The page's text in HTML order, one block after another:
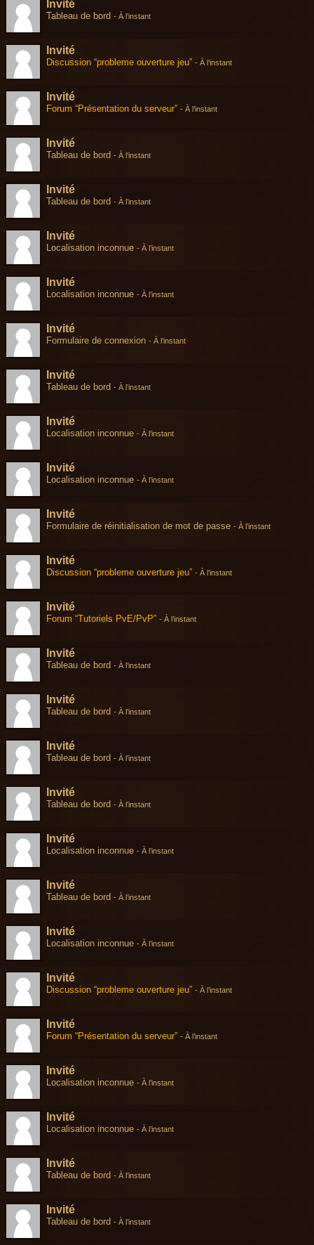
Invité
Tableau de bord - À l’instant
Invité
Discussion “probleme ouverture jeu” - À l’instant
Invité
Forum “Présentation du serveur” - À l’instant
Invité
Tableau de bord - À l’instant
Invité
Tableau de bord - À l’instant
Invité
Localisation inconnue - À l’instant
Invité
Localisation inconnue - À l’instant
Invité
Formulaire de connexion - À l’instant
Invité
Tableau de bord - À l’instant
Invité
Localisation inconnue - À l’instant
Invité
Localisation inconnue - À l’instant
Invité
Formulaire de réinitialisation de mot de passe - À l’instant
Invité
Discussion “probleme ouverture jeu” - À l’instant
Invité
Forum “Tutoriels PvE/PvP” - À l’instant
Invité
Tableau de bord - À l’instant
Invité
Tableau de bord - À l’instant
Invité
Tableau de bord - À l’instant
Invité
Tableau de bord - À l’instant
Invité
Localisation inconnue - À l’instant
Invité
Tableau de bord - À l’instant
Invité
Localisation inconnue - À l’instant
Invité
Discussion “probleme ouverture jeu” - À l’instant
Invité
Forum “Présentation du serveur” - À l’instant
Invité
Localisation inconnue - À l’instant
Invité
Localisation inconnue - À l’instant
Invité
Tableau de bord - À l’instant
Invité
Tableau de bord - À l’instant